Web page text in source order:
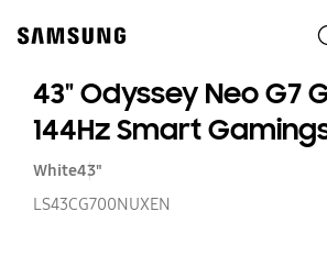
content
43" Odyssey Neo G7
144Hz Smart
White43"
LS43CG700NUXEN